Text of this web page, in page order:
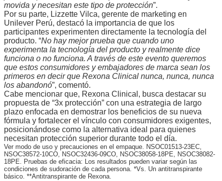
movida y necesitan este tipo de protección”.
Por su parte, Lizzette Vilca, gerente de marketing en
Unilever Perú, destacó la importancia de que los
participantes experimenten directamente la tecnología del
producto. “No hay mejor prueba que cuando uno
experimenta la tecnología del producto y realmente dice
funciona o no funciona. A través de este evento queremos
que estos consumidores y embajadores de marca sean los
primeros en decir que Rexona Clinical nunca, nunca, nunca
los abandonó”, comentó.
Cabe mencionar que, Rexona Clinical, busca destacar su
propuesta de “3x protección” con una estrategia de largo
plazo enfocada en demostrar los beneficios de su nueva
fórmula y fortalecer el vínculo con consumidores exigentes,
posicionándose como la alternativa ideal para quienes
necesitan protección superior durante todo el día.
Ver modo de uso y precauciones en el empaque. NSOC01513-23EC,
NSOC38572-10CO, NSOC32436-09CO, NSOC38058-18PE, NSOC38082-
18PE. Pruebas de eficacia: Los resultados pueden variar según las
condiciones de sudoración de cada persona. *Vs. Un antitranspirante
básico. **Antitranspirante de Rexona.